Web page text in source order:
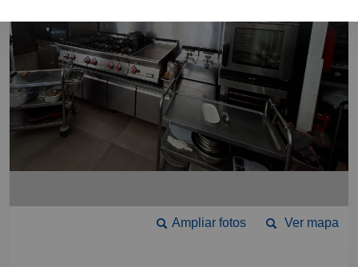
Ver mapa
Ampliar fotos